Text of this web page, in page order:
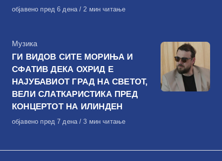
Објавено
објавено пред 6 дена 2 мин читање
КАтегорија
Музика
ГИ ВИДОВ СИТЕ МОРИЊА И
СФАТИВ ДЕКА ОХРИД Е
НАЈУБАВИОТ ГРАД НА СВЕТОТ,
ВЕЛИ СЛАТКАРИСТИКА ПРЕД
КОНЦЕРТОТ НА ИЛИНДЕН
Објавено
објавено пред 7 дена 3 мин читање